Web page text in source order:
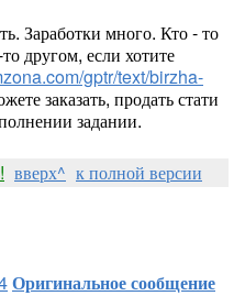
Заработки много. Кто - то
другом, если хотите
gptr/text/birzha-
заказать, продать стати
задании.
вверх^ к полной версии
Оригинальное сообщение